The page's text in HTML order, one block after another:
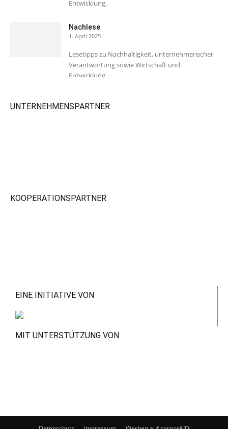
Entwicklung.
Nachlese
1. April 2025
Lesetipps zu Nachhaltigkeit, unternehmerischer
Verantwortung sowie Wirtschaft und
Entwicklung.
UNTERNEHMENSPARTNER
KOOPERATIONSPARTNER
EINE INITIATIVE VON
MIT UNTERSTÜTZUNG VON